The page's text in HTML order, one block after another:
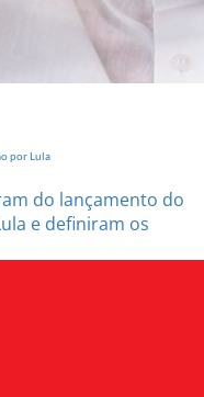
por Lula
do lançamento do
e definiram os